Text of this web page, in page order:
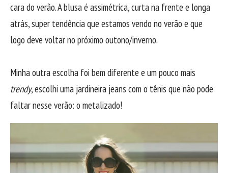
cara do verão. A blusa é assimétrica, curta na frente e longa
atrás, super tendência que estamos vendo no verão e que
logo deve voltar no próximo outono/inverno.
Minha outra escolha foi bem diferente e um pouco mais
trendy, escolhi uma jardineira jeans com o tênis que não pode
faltar nesse verão: o metalizado!